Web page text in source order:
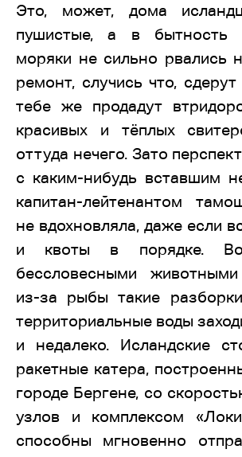
Это, может, дома
пушистые, а в
моряки не сильно рвались
ремонт, случись что,
тебе же продадут
красивых и тёплых
оттуда нечего. Зато
с каким-нибудь вставшим
капитан-лейтенантом
не вдохновляла, даже если
и квоты в порядке.
бессловесными
из-за рыбы такие
территориальные воды
и недалеко. Исландские
ракетные катера,
городе Бергене, со
узлов и комплексом
способны мгновенно